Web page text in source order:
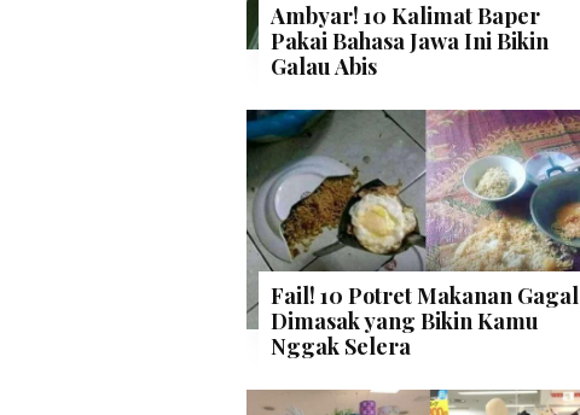
Ambyar! 10 Kalimat Baper
Pakai Bahasa Jawa Ini Bikin
Galau Abis
Fail! 10 Potret Makanan Gagal
Dimasak yang Bikin Kamu
Nggak Selera